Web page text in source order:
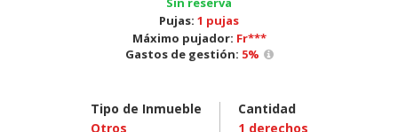
Pujas: 1 pujas
Máximo pujador: Fr***
Gastos de gestión: 5%
Tipo de Inmueble
Otros
Cantidad
1 derechos